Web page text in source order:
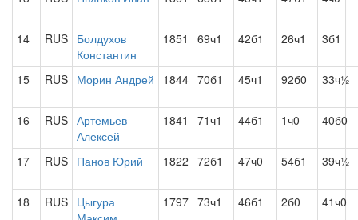
14 RUS Болдухов
Константин
1851 69ч1 42б1 26ч1 3б1
15 RUS Морин Андрей 1844 70б1 45ч1 92б0 33ч½
16 RUS Артемьев
Алексей
1841 71ч1 44б1 1ч0 40б0
17 RUS Панов Юрий 1822 72б1 47ч0 54б1 39ч½
18 RUS Цыгура
1797 73ч1 46б1 2б0 41ч0